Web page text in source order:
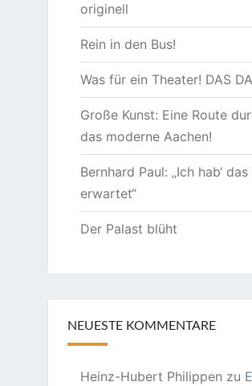
originell
Rein in den Bus!
Was für ein Theater! DAS
Große Kunst: Eine Route
das moderne Aachen!
Bernhard Paul: „Ich hab‘ das
erwartet“
Der Palast blüht
NEUESTE KOMMENTARE
Heinz-Hubert Philippen zu